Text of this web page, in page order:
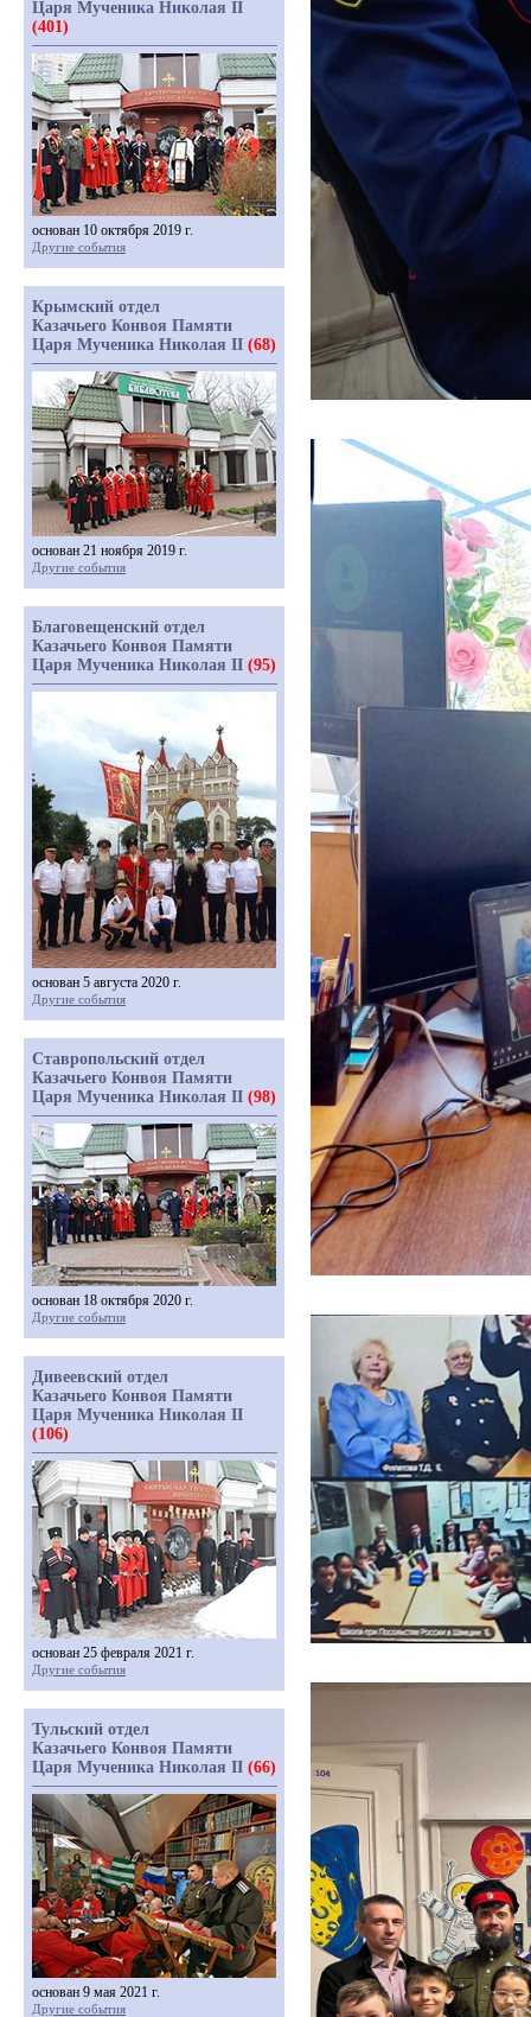
Царя Мученика Николая II
(401)
основан 10 октября 2019 г.
Другие события
Крымский отдел
Казачьего Конвоя Памяти
Царя Мученика Николая II (68)
основан 21 ноября 2019 г.
Другие события
Благовещенский отдел
Казачьего Конвоя Памяти
Царя Мученика Николая II (95)
основан 5 августа 2020 г.
Другие события
Ставропольский отдел
Казачьего Конвоя Памяти
Царя Мученика Николая II (98)
основан 18 октября 2020 г.
Другие события
Дивеевский отдел
Казачьего Конвоя Памяти
Царя Мученика Николая II
(106)
основан 25 февраля 2021 г.
Другие события
Тульский отдел
Казачьего Конвоя Памяти
Царя Мученика Николая II (66)
основан 9 мая 2021 г.
Другие события